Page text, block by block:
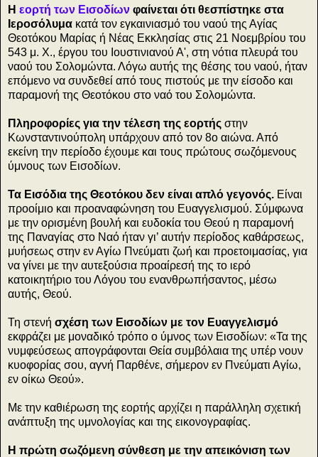
Η εορτή των Εισοδίων φαίνεται ότι θεσπίστηκε στα
Ιεροσόλυμα κατά τον εγκαινιασμό του ναού της Αγίας
Θεοτόκου Μαρίας ή Νέας Εκκλησίας στις 21 Νοεμβρίου του
543 μ. Χ., έργου του Ιουστινιανού Α', στη νότια πλευρά του
ναού του Σολομώντα. Λόγω αυτής της θέσης του ναού, ήταν
επόμενο να συνδεθεί από τους πιστούς με την είσοδο και
παραμονή της Θεοτόκου στο ναό του Σολομώντα.
Πληροφορίες για την τέλεση της εορτής στην
Κωνσταντινούπολη υπάρχουν από τον 8ο αιώνα. Από
εκείνη την περίοδο έχουμε και τους πρώτους σωζόμενους
ύμνους των Εισοδίων.
Τα Εισόδια της Θεοτόκου δεν είναι απλό γεγονός. Είναι
προοίμιο και προαναφώνηση του Ευαγγελισμού. Σύμφωνα
με την ορισμένη βουλή και ευδοκία του Θεού η παραμονή
της Παναγίας στο Ναό ήταν γι’ αυτήν περίοδος καθάρσεως,
μυήσεως στην εν Αγίω Πνεύματι ζωή και προετοιμασίας, για
να γίνει με την αυτεξούσια προαίρεσή της το ιερό
κατοικητήριο του Λόγου του ενανθρωπήσαντος, μέσω
αυτής, Θεού.
Τη στενή σχέση των Εισοδίων με τον Ευαγγελισμό
εκφράζει με μοναδικό τρόπο ο ύμνος των Εισοδίων: «Τα της
νυμφεύσεως απογράφονται Θεία συμβόλαια της υπέρ νουν
κυοφορίας σου, αγνή Παρθένε, σήμερον εν Πνεύματι Αγίω,
εν οίκω Θεού».
Με την καθιέρωση της εορτής αρχίζει η παράλληλη σχετική
ανάπτυξη της υμνολογίας και της εικονογραφίας.
Η πρώτη σωζόμενη σύνθεση με την απεικόνιση των